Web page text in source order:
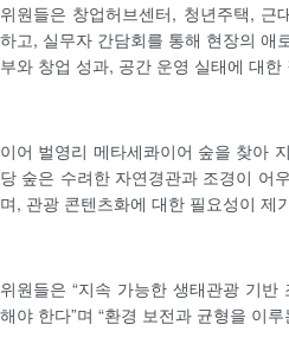
위원들은 창업허브센터, 청년주택,
하고, 실무자 간담회를 통해 현장의 애
부와 창업 성과, 공간 운영 실태에 대한
이어 벌영리 메타세콰이어 숲을 찾아
당 숲은 수려한 자연경관과 조경이 어
며, 관광 콘텐츠화에 대한 필요성이 제
위원들은 “지속 가능한 생태관광 기
해야 한다”며 “환경 보전과 균형을 이